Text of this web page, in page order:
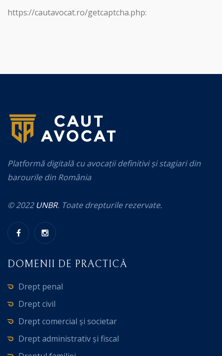
https://cautavocat.ro/getcaptcha.php:
Platformă digitală cu avocații definitivi și stagiari din
barourile din România
© 2022 UNBR. Toate drepturile rezervate.
DOMENII DE PRACTICĂ
Drept penal
Drept civil
Drept comercial și societar
Drept administrativ și fiscal